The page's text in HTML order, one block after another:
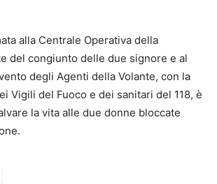
alla Centrale Operativa della
del congiunto delle due signore e al
degli Agenti della Volante, con la
Vigili del Fuoco e dei sanitari del 118, è
la vita alle due donne bloccate